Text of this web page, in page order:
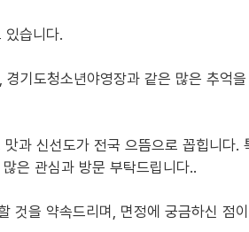
습니다.
기도청소년야영장과 같은 많은 추억
과 신선도가 전국 으뜸으로 꼽힙니다.
은 관심과 방문 부탁드립니다..
것을 약속드리며, 면정에 궁금하신 점